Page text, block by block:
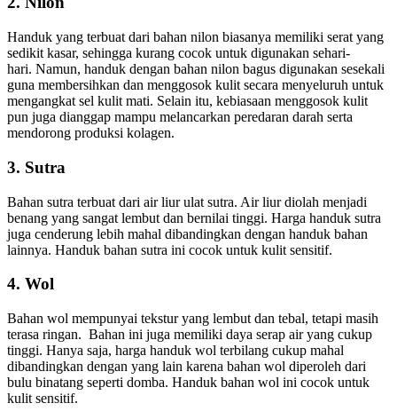
Handuk yang terbuat dari bahan nilon biasanya memiliki serat yang
sedikit kasar, sehingga kurang cocok untuk digunakan sehari-
hari. Namun, handuk dengan bahan nilon bagus digunakan sesekali
guna membersihkan dan menggosok kulit secara menyeluruh untuk
mengangkat sel kulit mati. Selain itu, kebiasaan menggosok kulit
pun juga dianggap mampu melancarkan peredaran darah serta
mendorong produksi kolagen.
3. Sutra
Bahan sutra terbuat dari air liur ulat sutra. Air liur diolah menjadi
benang yang sangat lembut dan bernilai tinggi. Harga handuk sutra
juga cenderung lebih mahal dibandingkan dengan handuk bahan
lainnya. Handuk bahan sutra ini cocok untuk kulit sensitif.
4. Wol
Bahan wol mempunyai tekstur yang lembut dan tebal, tetapi masih
terasa ringan. Bahan ini juga memiliki daya serap air yang cukup
tinggi. Hanya saja, harga handuk wol terbilang cukup mahal
dibandingkan dengan yang lain karena bahan wol diperoleh dari
bulu binatang seperti domba. Handuk bahan wol ini cocok untuk
kulit sensitif.